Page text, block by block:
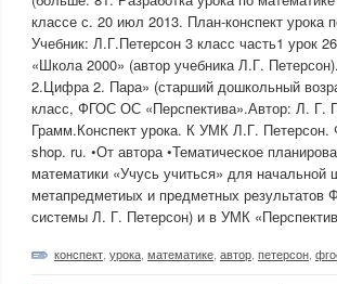
классе с. 20 июл 2013. План-конспект урока
Учебник: Л.Г.Петерсон 3 класс часть1 урок
«Школа 2000» (автор учебника Л.Г.
2.Цифра 2. Пара» (старший дошкольный
класс, ФГОС ОС «Перспектива».Автор: Л. Г.
Грамм.Конспект урока. К УМК Л.Г.
shop. ru. •От автора •Тематическое
математики «Учусь учиться» для
метапредметиых и предметных
системы Л. Г. Петерсон) и в УМК
конспект урока математике автор петерсон